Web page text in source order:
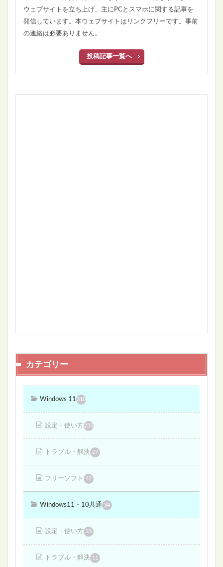
ウェブサイトを立ち上げ、主にPCとスマホに関する記事を
発信しています。本ウェブサイトはリンクフリーです。事前
の連絡は必要ありません。
投稿記事一覧へ
カテゴリー
Windows 11 310
設定・使い方235
トラブル・解決 27
フリーソフト 42
Windows11・10共通 34
設定・使い方 23
トラブル・解決 11